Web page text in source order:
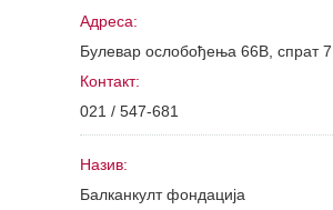
Адреса:
Булевар ослобођења 66B, спрат
Контакт:
021 / 547-681
Назив:
Балканкулт фондацијa